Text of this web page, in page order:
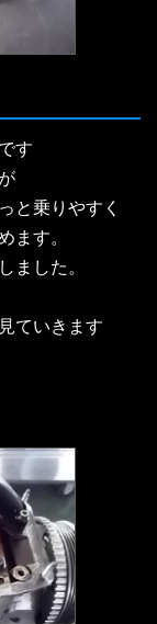
す
乗りやすく
ます。
した。
ていきます